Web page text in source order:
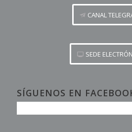
CANAL
SEDE
SÍGUENOS EN